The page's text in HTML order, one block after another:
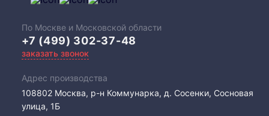
По Москве и Московской области
+7 (499) 302-37-48
заказать звонок
Адрес производства
108802​ Москва, р-н Коммунарка, д. Сосенки, Сосновая
улица, 1Б